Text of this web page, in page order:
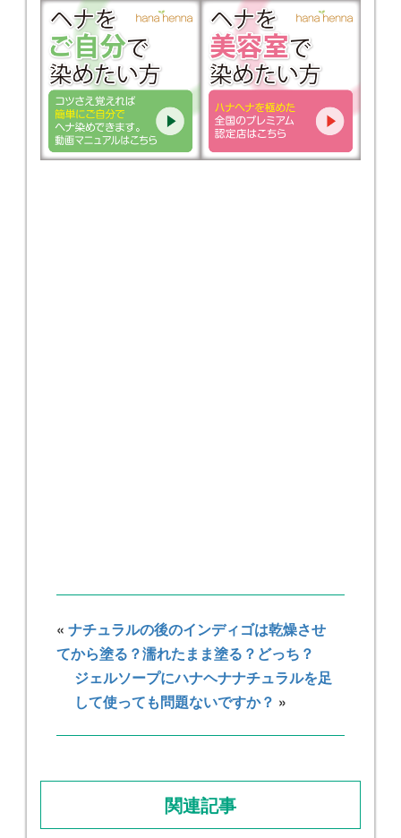
« ナチュラルの後のインディゴは乾燥させ
てから塗る？濡れたまま塗る？どっち？
ジェルソープにハナヘナナチュラルを足
して使っても問題ないですか？ »
関連記事